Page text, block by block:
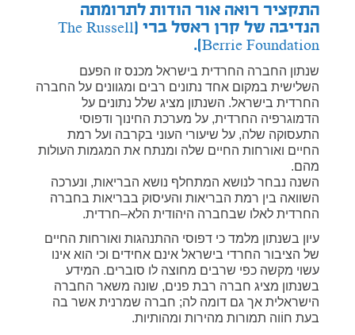
התקציר רואה אור הודות לתרומתה
הנדיבה של קרן ראסל ברי (The Russell
Berrie Foundation).
שנתון החברה החרדית בישראל מכנס זו הפעם
השלישית במקום אחד נתונים רבים ומגוונים על החברה
החרדית בישראל. השנתון מציג שלל נתונים על
הדמוגרפיה החרדית, על מערכת החינוך ודפוסי
התעסוקה שלה, על שיעורי העוני בקרבה ועל רמת
החיים ואורחות החיים שלה ומנתח את המגמות העולות
מהם.
השנה נבחר לנושא המתחלף נושא הבריאות, ונערכה
השוואה בין רמת הבריאות והעיסוק בבריאות בחברה
החרדית לאלו שבחברה היהודית הלא–חרדית.
עיון בשנתון מלמד כי דפוסי ההתנהגות ואורחות החיים
של הציבור החרדי בישראל אינם אחידים וכי הוא אינו
עשוי מקשה כפי שרבים מחוצה לו סוברים. המידע
בשנתון מציג חברה רבת פנים, שונה משאר החברה
הישראלית אך גם דומה לה; חברה שמרנית אשר בה
בעת חוֹוה תמורות מהירות ומהותיות.